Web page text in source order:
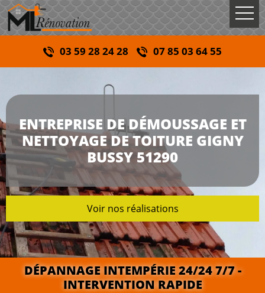
03 59 28 24 28 07 85 03 64 55
ENTREPRISE DE DÉMOUSSAGE ET
NETTOYAGE DE TOITURE GIGNY
BUSSY 51290
Voir nos réalisations
DÉPANNAGE INTEMPÉRIE 24/24 7/7 -
INTERVENTION RAPIDE